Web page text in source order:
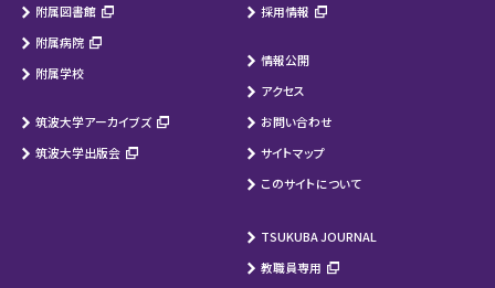
附属図書館
附属病院
附属学校
筑波大学アーカイブズ
筑波大学出版会
採用情報
情報公開
アクセス
お問い合わせ
サイトマップ
このサイトについて
TSUKUBA JOURNAL
教職員専用